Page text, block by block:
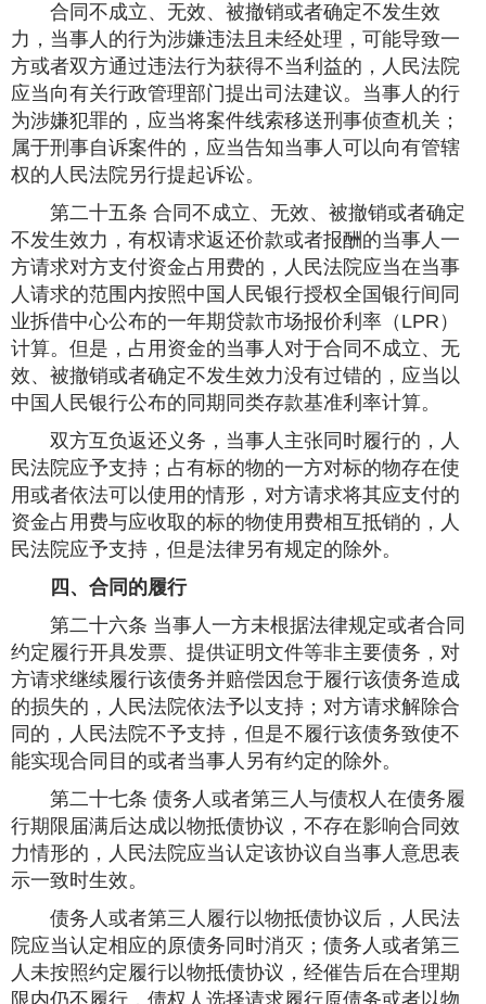
合同不成立、无效、被撤销或者确定不发生效
力，当事人的行为涉嫌违法且未经处理，可能导致一
方或者双方通过违法行为获得不当利益的，人民法院
应当向有关行政管理部门提出司法建议。当事人的行
为涉嫌犯罪的，应当将案件线索移送刑事侦查机关；
属于刑事自诉案件的，应当告知当事人可以向有管辖
权的人民法院另行提起诉讼。
第二十五条 合同不成立、无效、被撤销或者确定
不发生效力，有权请求返还价款或者报酬的当事人一
方请求对方支付资金占用费的，人民法院应当在当事
人请求的范围内按照中国人民银行授权全国银行间同
业拆借中心公布的一年期贷款市场报价利率（LPR）
计算。但是，占用资金的当事人对于合同不成立、无
效、被撤销或者确定不发生效力没有过错的，应当以
中国人民银行公布的同期同类存款基准利率计算。
双方互负返还义务，当事人主张同时履行的，人
民法院应予支持；占有标的物的一方对标的物存在使
用或者依法可以使用的情形，对方请求将其应支付的
资金占用费与应收取的标的物使用费相互抵销的，人
民法院应予支持，但是法律另有规定的除外。
四、合同的履行
第二十六条 当事人一方未根据法律规定或者合同
约定履行开具发票、提供证明文件等非主要债务，对
方请求继续履行该债务并赔偿因怠于履行该债务造成
的损失的，人民法院依法予以支持；对方请求解除合
同的，人民法院不予支持，但是不履行该债务致使不
能实现合同目的或者当事人另有约定的除外。
第二十七条 债务人或者第三人与债权人在债务履
行期限届满后达成以物抵债协议，不存在影响合同效
力情形的，人民法院应当认定该协议自当事人意思表
示一致时生效。
债务人或者第三人履行以物抵债协议后，人民法
院应当认定相应的原债务同时消灭；债务人或者第三
人未按照约定履行以物抵债协议，经催告后在合理期
限内仍不履行，债权人选择请求履行原债务或者以物